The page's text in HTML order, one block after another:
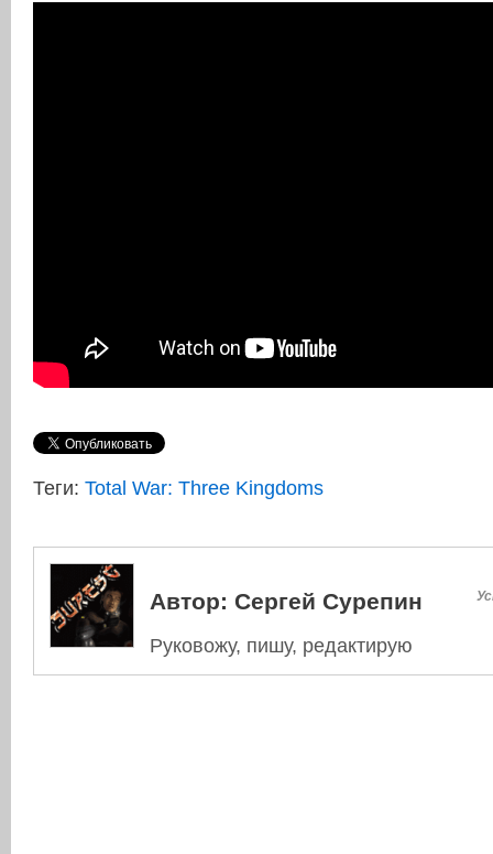
Теги: Total War: Three Kingdoms
Автор: Сергей Сурепин
Руковожу, пишу, редактирую